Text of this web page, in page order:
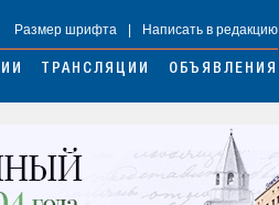
Размер шрифта Написать в редакцию
ТРАНСЛЯЦИИ ОБЪЯВЛЕНИЯ